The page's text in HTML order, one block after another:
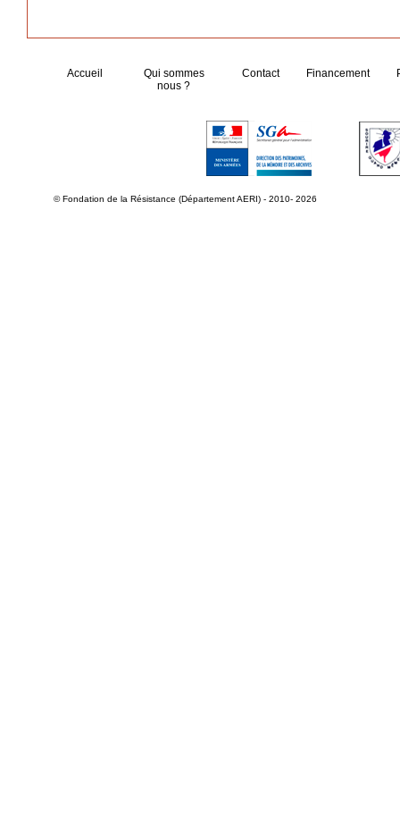
Accueil
Qui sommes
nous ?
Contact Financement
© Fondation de la Résistance (Département AERI) - 2010- 2026